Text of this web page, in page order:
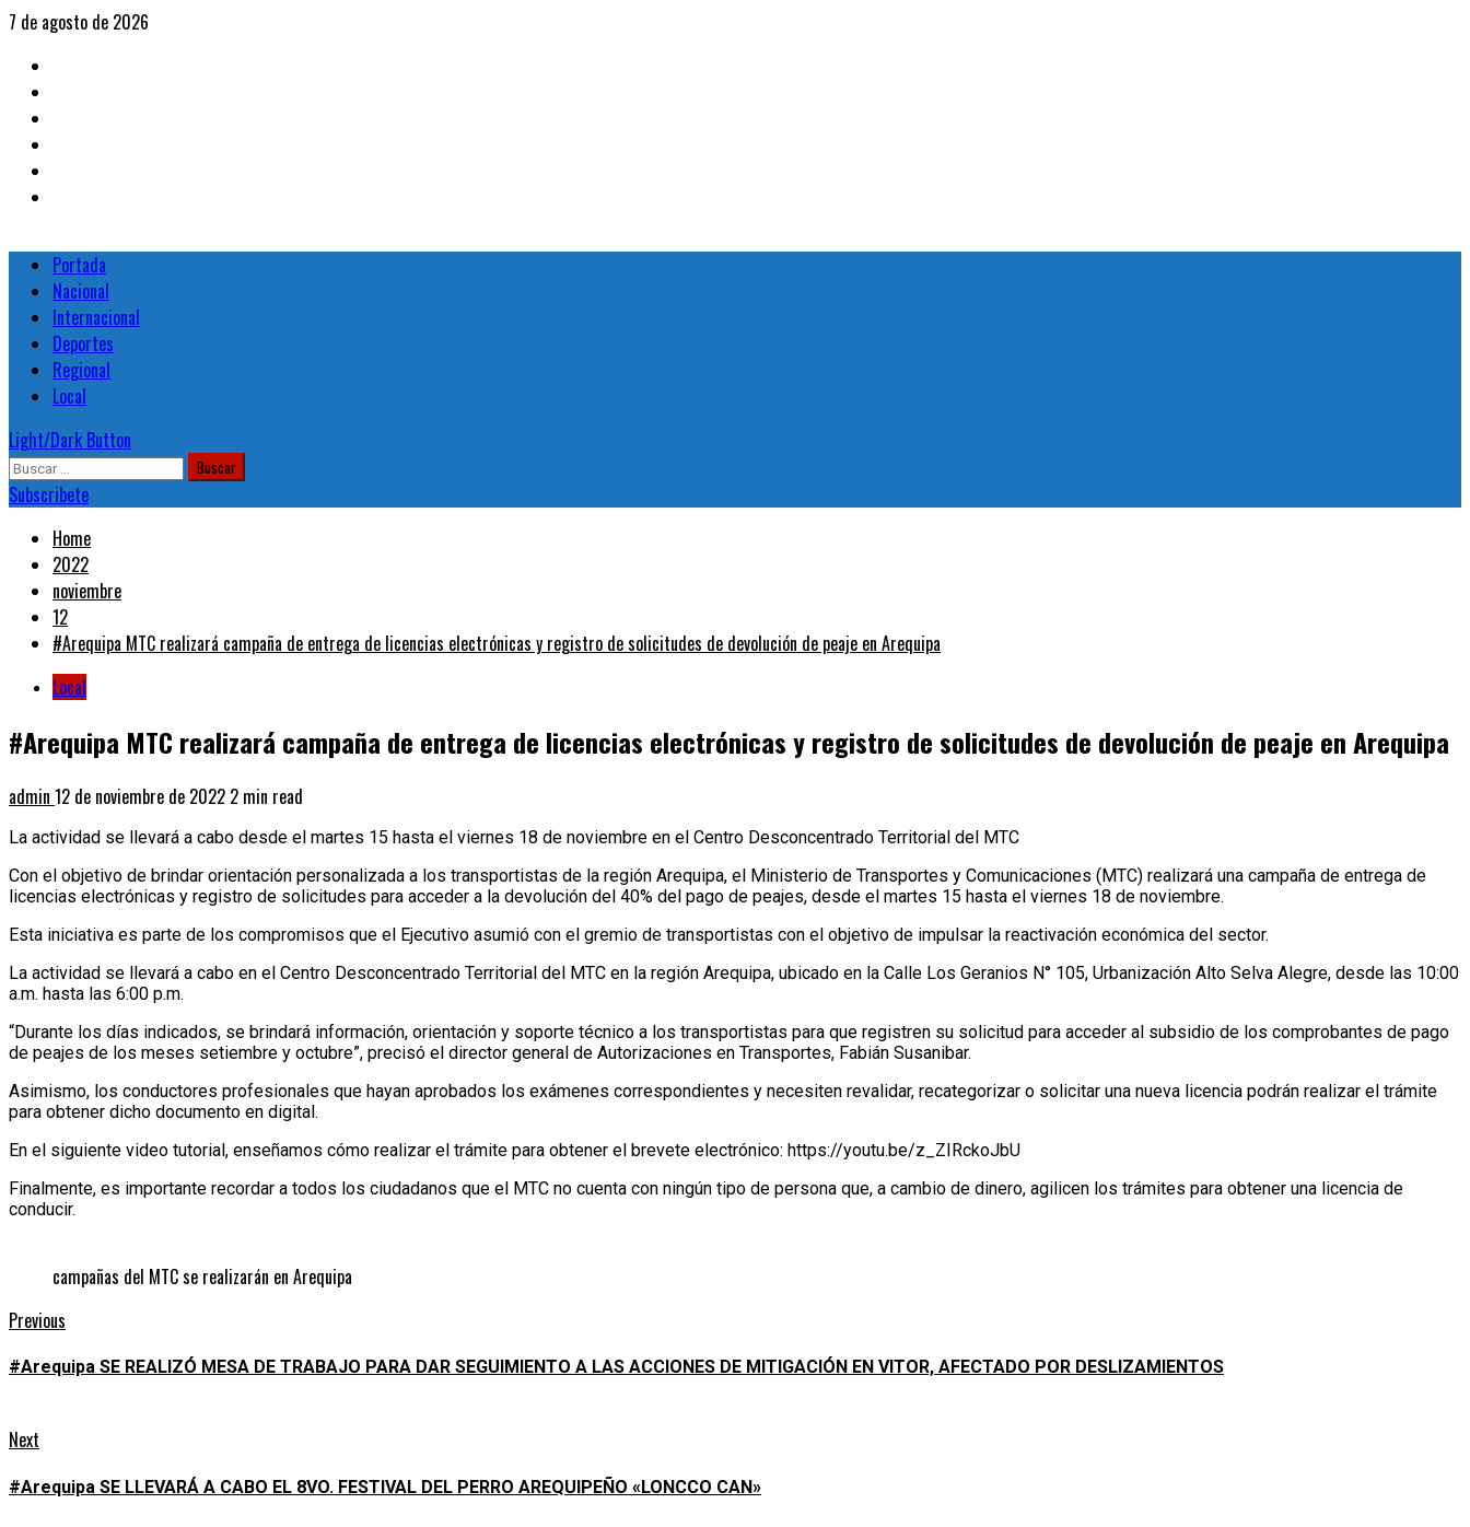
Skip
content
7 de agosto de 2026
Primary
Menu
Portada
Nacional
Internacional
Deportes
Regional
Local
Light/Dark Button
Buscar:
Subscribete
Home
2022
noviembre
12
#Arequipa MTC realizará campaña de entrega de licencias electrónicas y registro de solicitudes de devolución de peaje en Arequipa
Local
#Arequipa MTC realizará campaña de entrega de licencias electrónicas y registro de solicitudes de devolución de peaje en Arequipa
admin 12 de noviembre de 2022 2 min read
La actividad se llevará a cabo desde el martes 15 hasta el viernes 18 de noviembre en el Centro Desconcentrado Territorial del MTC
Con el objetivo de brindar orientación personalizada a los transportistas de la región Arequipa, el Ministerio de Transportes y Comunicaciones (MTC) realizará una campaña de entrega de
licencias electrónicas y registro de solicitudes para acceder a la devolución del 40% del pago de peajes, desde el martes 15 hasta el viernes 18 de noviembre.
Esta iniciativa es parte de los compromisos que el Ejecutivo asumió con el gremio de transportistas con el objetivo de impulsar la reactivación económica del sector.
La actividad se llevará a cabo en el Centro Desconcentrado Territorial del MTC en la región Arequipa, ubicado en la Calle Los Geranios N° 105, Urbanización Alto Selva Alegre, desde las 10:00
a.m. hasta las 6:00 p.m.
“Durante los días indicados, se brindará información, orientación y soporte técnico a los transportistas para que registren su solicitud para acceder al subsidio de los comprobantes de pago
de peajes de los meses setiembre y octubre”, precisó el director general de Autorizaciones en Transportes, Fabián Susanibar.
Asimismo, los conductores profesionales que hayan aprobados los exámenes correspondientes y necesiten revalidar, recategorizar o solicitar una nueva licencia podrán realizar el trámite
para obtener dicho documento en digital.
En el siguiente video tutorial, enseñamos cómo realizar el trámite para obtener el brevete electrónico: https://youtu.be/z_ZIRckoJbU
Finalmente, es importante recordar a todos los ciudadanos que el MTC no cuenta con ningún tipo de persona que, a cambio de dinero, agilicen los trámites para obtener una licencia de
conducir.
campañas del MTC se realizarán en Arequipa
Continue
Reading
Previous
#Arequipa SE REALIZÓ MESA DE TRABAJO PARA DAR SEGUIMIENTO A LAS ACCIONES DE MITIGACIÓN EN VITOR, AFECTADO POR DESLIZAMIENTOS
Next
#Arequipa SE LLEVARÁ A CABO EL 8VO. FESTIVAL DEL PERRO AREQUIPEÑO «LONCCO CAN»